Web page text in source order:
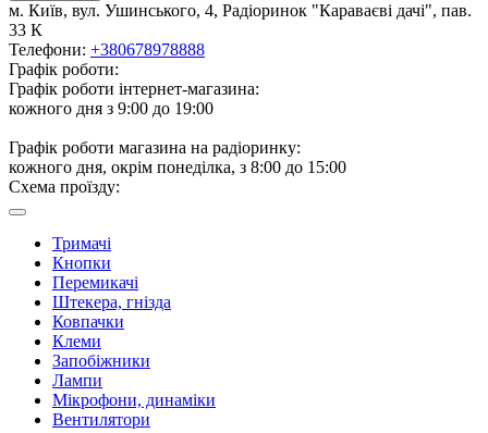
м. Київ, вул. Ушинського, 4, Радіоринок "Караваєві дачі", пав.
33 К
Телефони: +380678978888
Графік роботи:
Графік роботи інтернет-магазина:
кожного дня з 9:00 до 19:00
Графік роботи магазина на радіоринку:
кожного дня, окрім понеділка, з 8:00 до 15:00
Схема проїзду:
Тримачі
Кнопки
Перемикачі
Штекера, гнізда
Ковпачки
Клеми
Запобіжники
Лампи
Мікрофони, динаміки
Вентилятори